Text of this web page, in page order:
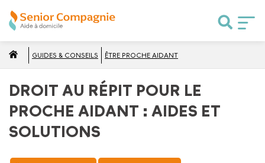
GUIDES & CONSEILS ÊTRE PROCHE AIDANT
DROIT AU RÉPIT POUR LE
PROCHE AIDANT : AIDES ET
SOLUTIONS